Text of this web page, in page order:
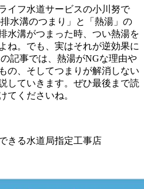
イフ水道サービスの小川努で
水溝のつまり」と「熱湯」の
水溝がつまった時、つい熱湯を
ね。でも、実はそれが逆効果に
記事では、熱湯がNGな理由や
の、そしてつまりが解消しない
していきます。ぜひ最後まで読
てくださいね。
きる水道局指定工事店